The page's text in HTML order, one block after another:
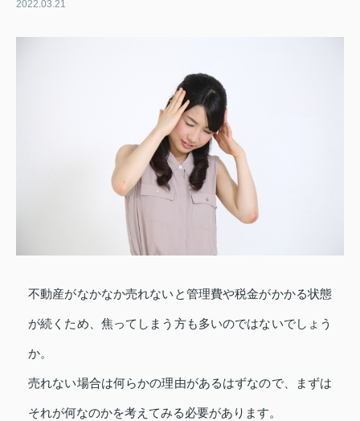
2022.03.21
不動産がなかなか売れないと管理費や税金がかかる状態
が続くため、焦ってしまう方も多いのではないでしょう
か。
売れない場合は何らかの理由があるはずなので、まずは
それが何なのかを考えてみる必要があります。